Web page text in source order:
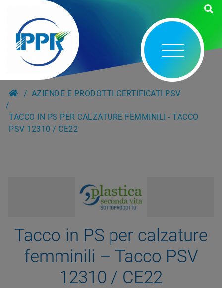
AZIENDE E PRODOTTI CERTIFICATI PSV
TACCO IN PS PER CALZATURE FEMMINILI - TACCO
PSV 12310 / CE22
Tacco in PS per calzature
femminili – Tacco PSV
12310 / CE22